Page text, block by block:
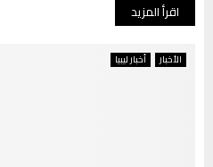
اقرأ المزيد
الأخبار أخبار ليبيا